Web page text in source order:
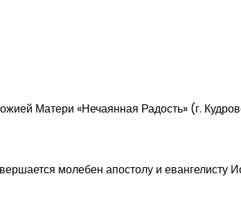
Матери «Нечаянная Радость» (г.
молебен апостолу и евангелисту